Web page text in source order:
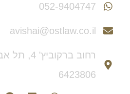
052-9404747
avishai@ostlaw.co.il
רחוב
6423806